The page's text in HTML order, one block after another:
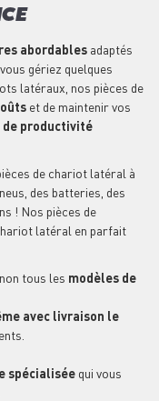
abordables adaptés
gériez quelques
latéraux, nos pièces de
et de maintenir vos
de productivité
de chariot latéral à
des batteries, des
! Nos pièces de
latéral en parfait
tous les modèles de
avec livraison le
spécialisée qui vous